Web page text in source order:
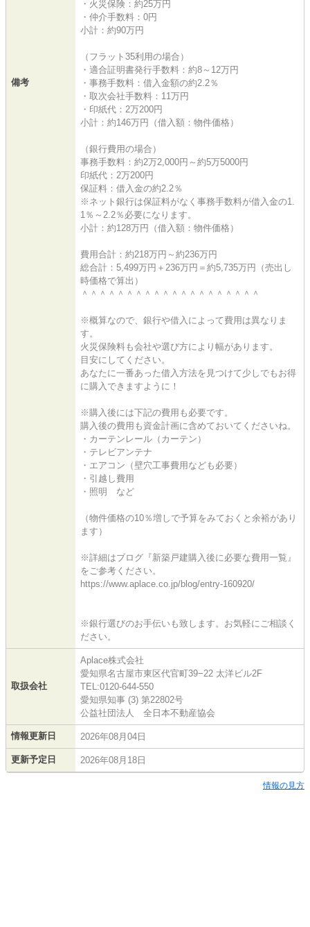
備考
・火災保険：約25万円
・仲介手数料：0円
小計：約90万円
（フラット35利用の場合）
・適合証明書発行手数料：約8～12万円
・事務手数料：借入金額の約2.2％
・取次会社手数料：11万円
・印紙代：2万200円
小計：約146万円（借入額：物件価格）
（銀行費用の場合）
事務手数料：約2万2,000円～約5万5000円
印紙代：2万200円
保証料：借入金の約2.2％
※ネット銀行は保証料がなく事務手数料が借入金の1.
1％～2.2％必要になります。
小計：約128万円（借入額：物件価格）
費用合計：約218万円～約236万円
総合計：5,499万円＋236万円＝約5,735万円（売出し
時価格で算出）
＾＾＾＾＾＾＾＾＾＾＾＾＾＾＾＾＾＾＾＾
※概算なので、銀行や借入によって費用は異なりま
す。
火災保険料も会社や選び方により幅があります。
目安にしてください。
あなたに一番あった借入方法を見つけて少しでもお得
に購入できますように！
※購入後には下記の費用も必要です。
購入後の費用も資金計画に含めておいてくださいね。
・カーテンレール（カーテン）
・テレビアンテナ
・エアコン（壁穴工事費用なども必要）
・引越し費用
・照明 など
（物件価格の10％増しで予算をみておくと余裕があり
ます）
※詳細はブログ『新築戸建購入後に必要な費用一覧』
をご参考ください。
https://www.aplace.co.jp/blog/entry-160920/
※銀行選びのお手伝いも致します。お気軽にご相談く
ださい。
取扱会社
Aplace株式会社
愛知県名古屋市東区代官町39−22 太洋ビル2F
TEL:0120-644-550
愛知県知事 (3) 第22802号
公益社団法人 全日本不動産協会
情報更新日 2026年08月04日
更新予定日 2026年08月18日
情報の見方